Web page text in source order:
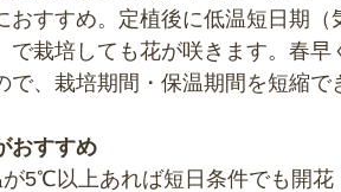
おすすめ。定植後に低温短日期
で栽培しても花が咲きます。春早
で、栽培期間・保温期間を短縮で
おすすめ
5℃以上あれば短日条件でも開花